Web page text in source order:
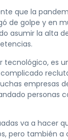
que la
de golpe y en
asumir la alta
tecnológico, es
empresas
personas
va a hacer
pero también a